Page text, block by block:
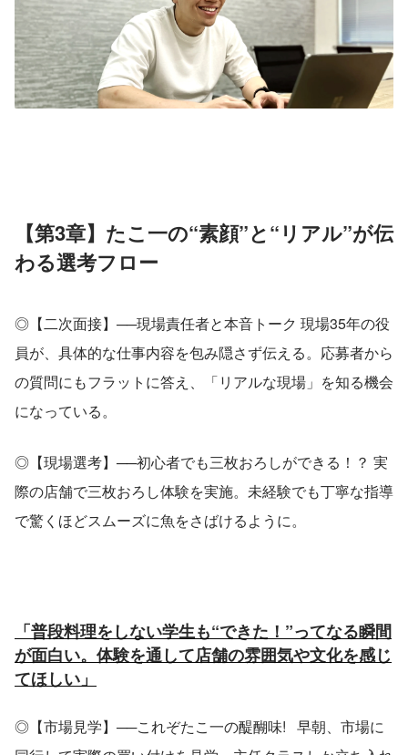
【第3章】たこ一の“素顔”と“リアル”が伝
わる選考フロー
◎【二次面接】──現場責任者と本音トーク 現場35年の役
員が、具体的な仕事内容を包み隠さず伝える。応募者から
の質問にもフラットに答え、「リアルな現場」を知る機会
になっている。
◎【現場選考】──初心者でも三枚おろしができる！？ 実
際の店舗で三枚おろし体験を実施。未経験でも丁寧な指導
で驚くほどスムーズに魚をさばけるように。
「普段料理をしない学生も“できた！”ってなる瞬間
が面白い。体験を通して店舗の雰囲気や文化を感じ
てほしい」
◎【市場見学】──これぞたこ一の醍醐味!   早朝、市場に